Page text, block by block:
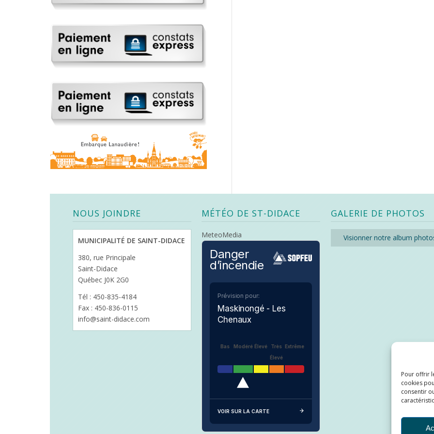
Pour offrir
cookies
consentir
NOUS JOINDRE
MUNICIPALITÉ DE SAINT-DIDACE
380, rue Principale
Saint-Didace
Québec J0K 2G0
Tél : 450-835-4184
Fax : 450-836-0115
info@saint-didace.com
MÉTÉO DE ST-DIDACE
MeteoMedia
Danger
d’incendie
Prévision pour:
Maskinongé - Les
Chenaux
Bas Modéré Élevé
Très
Élevé
Extrême
VOIR SUR LA CARTE
GALERIE DE PHOTOS
Visionner notre album